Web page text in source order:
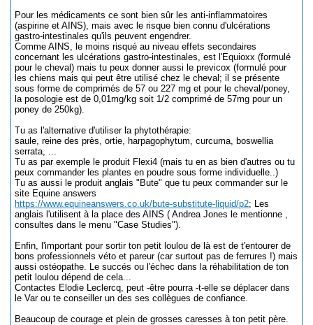
Pour les médicaments ce sont bien sûr les anti-inflammatoires
(aspirine et AINS), mais avec le risque bien connu d'ulcérations
gastro-intestinales qu'ils peuvent engendrer.
Comme AINS, le moins risqué au niveau effets secondaires
concernant les ulcérations gastro-intestinales, est l'Equioxx (formulé
pour le cheval) mais tu peux donner aussi le previcox (formulé pour
les chiens mais qui peut être utilisé chez le cheval; il se présente
sous forme de comprimés de 57 ou 227 mg et pour le cheval/poney,
la posologie est de 0,01mg/kg soit 1/2 comprimé de 57mg pour un
poney de 250kg).
Tu as l'alternative d'utiliser la phytothérapie:
saule, reine des près, ortie, harpagophytum, curcuma, boswellia
serrata, ...
Tu as par exemple le produit Flexi4 (mais tu en as bien d'autres ou tu
peux commander les plantes en poudre sous forme individuelle..)
Tu as aussi le produit anglais "Bute" que tu peux commander sur le
site Equine answers
https://www.equineanswers.co.uk/bute-substitute-liquid/p2; Les
anglais l'utilisent à la place des AINS ( Andrea Jones le mentionne ,
consultes dans le menu "Case Studies").
Enfin, l'important pour sortir ton petit loulou de là est de t'entourer de
bons professionnels véto et pareur (car surtout pas de ferrures !) mais
aussi ostéopathe. Le succés ou l'échec dans la réhabilitation de ton
petit loulou dépend de cela...
Contactes Elodie Leclercq, peut -être pourra -t-elle se déplacer dans
le Var ou te conseiller un des ses collègues de confiance.
Beaucoup de courage et plein de grosses caresses à ton petit père.